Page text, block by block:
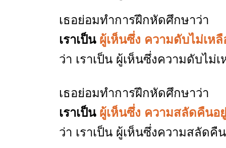
เธอย่อมทำการฝึกหัดศึกษาว่า
เราเป็น ผู้เห็นซึ่ง ความดับไม่เหลื
ว่า เราเป็น ผู้เห็นซึ่งความดับไม่
เธอย่อมทำการฝึกหัดศึกษาว่า
เราเป็นผู้เห็นซึ่ง ความสลัดคืนอ
ว่า เราเป็น ผู้เห็นซึ่งความสลัดคื